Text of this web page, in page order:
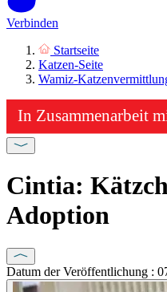
Verbinden
Startseite
Katzen-Seite
Wamiz-
Cintia:
Adoption
Datum der Veröffentlichung :